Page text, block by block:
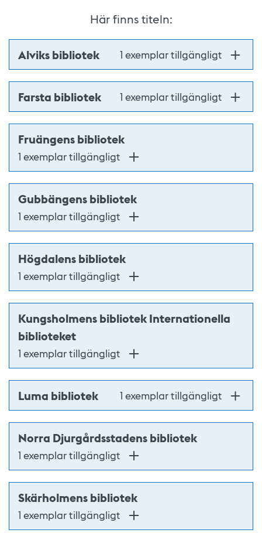
Här finns titeln:
Alviks bibliotek 1 exemplar tillgängligt
Farsta bibliotek 1 exemplar tillgängligt
Fruängens bibliotek
1 exemplar tillgängligt
Gubbängens bibliotek
1 exemplar tillgängligt
Högdalens bibliotek
1 exemplar tillgängligt
Kungsholmens bibliotek Internationella
biblioteket
1 exemplar tillgängligt
Luma bibliotek 1 exemplar tillgängligt
Norra Djurgårdsstadens bibliotek
1 exemplar tillgängligt
Skärholmens bibliotek
1 exemplar tillgängligt